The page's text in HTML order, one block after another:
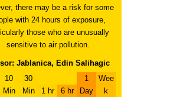
there may be a risk for some
with 24 hours of exposure,
those who are unusually
sensitive to air pollution.
Jablanica, Edin Salihagic
10
Min
30
Min
1 hr
6 hr
1
Day
Wee
k